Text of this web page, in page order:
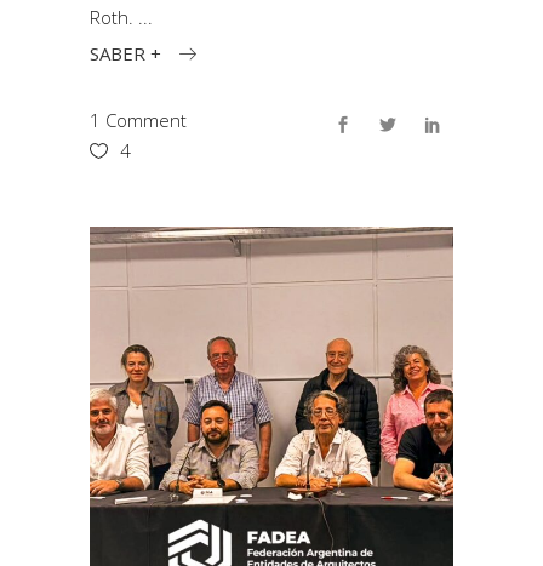
Roth.
SABER +
1 Comment
4